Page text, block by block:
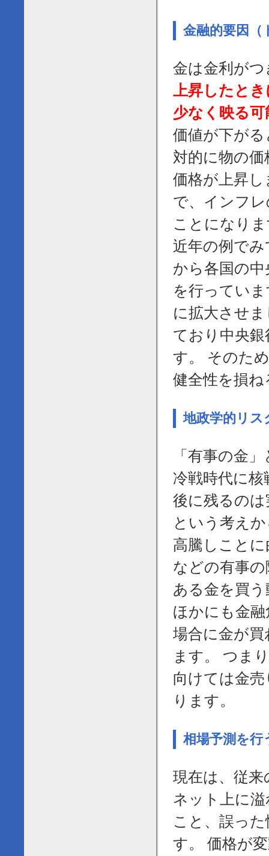
金融的要因（
金は金利が
上昇したと
少なく映る
価値が下が
対的に物の
価格が上昇
で、インフ
ことになり
近年の例で
から各国の
を行ってい
に拡大させ
ており中央
す。 そのた
健全性を損
地政学的リス
「有事の金
冷戦時代に
後に残るの
という考え
高騰しこと
などの有事
ある金を買
ほかにも金
場合に金が
ます。 つま
向けては金
ります。
相場予測を行
現在は、従
ネット上に
こと、誤っ
す。 価格が